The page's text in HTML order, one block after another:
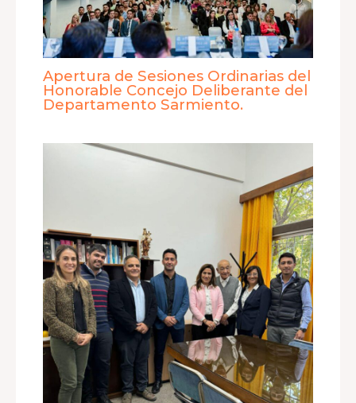
Apertura de Sesiones Ordinarias del
Honorable Concejo Deliberante del
Departamento Sarmiento.